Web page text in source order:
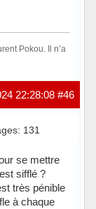
Pokou. Il n’a
#46
22:28:08
131
se mettre
sifflé ?
très pénible
à chaque